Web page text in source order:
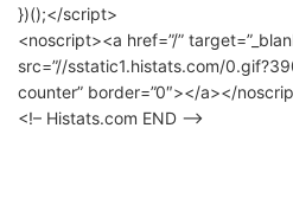
})();</script>
<noscript><a href=”/”
src=”//sstatic1.histats.com/
counter” border=”0″></a></
<!– Histats.com END –>